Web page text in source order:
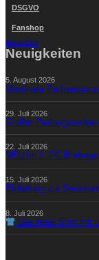
DSGVO
Fanshop
Anmelden
Neuigkeiten
5. August 2026
Maximale
29. Juli 2026
Großer
22. Juli 2026
NEU im 1. FC
15. Juli 2026
Einladung zur
8. Juli 2026
Das neue Shirt mit